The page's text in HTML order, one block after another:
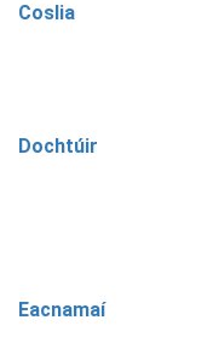
Coslia
Dochtúir
Eacnamaí